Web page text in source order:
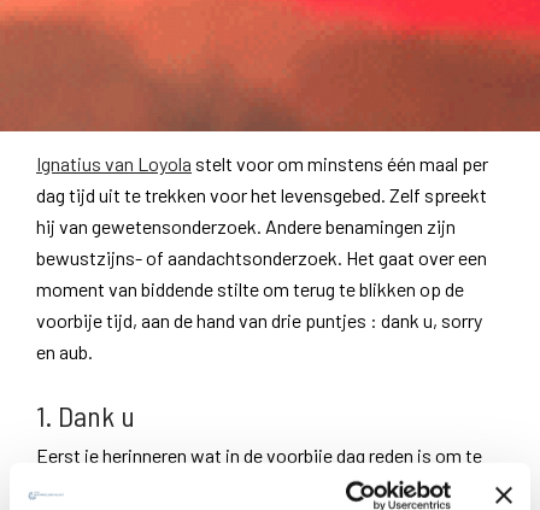
Ignatius van Loyola stelt voor om minstens één maal per
dag tijd uit te trekken voor het levensgebed. Zelf spreekt
hij van gewetensonderzoek. Andere benamingen zijn
bewustzijns- of aandachtsonderzoek. Het gaat over een
moment van biddende stilte om terug te blikken op de
voorbije tijd, aan de hand van drie puntjes : dank u, sorry
en aub.
1. Dank u
Eerst je herinneren wat in de voorbije dag reden is om te
danken, hoe klein of onbenullig ook. Je bewust worden van